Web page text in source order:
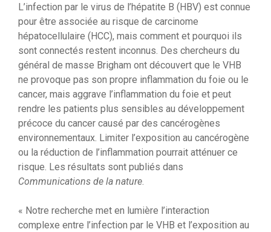
L’infection par le virus de l’hépatite B (HBV) est connue
pour être associée au risque de carcinome
hépatocellulaire (HCC), mais comment et pourquoi ils
sont connectés restent inconnus. Des chercheurs du
général de masse Brigham ont découvert que le VHB
ne provoque pas son propre inflammation du foie ou le
cancer, mais aggrave l’inflammation du foie et peut
rendre les patients plus sensibles au développement
précoce du cancer causé par des cancérogènes
environnementaux. Limiter l’exposition au cancérogène
ou la réduction de l’inflammation pourrait atténuer ce
risque. Les résultats sont publiés dans
Communications de la nature.
« Notre recherche met en lumière l’interaction
complexe entre l’infection par le VHB et l’exposition au